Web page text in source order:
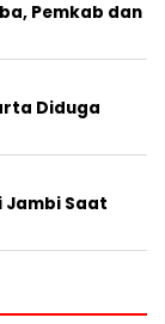
Pemkab dan
Diduga
Jambi Saat